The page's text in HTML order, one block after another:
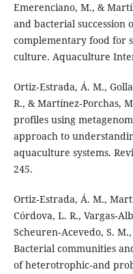
Emerenciano, M., &
and bacterial succession
complementary food for
culture. Aquaculture
Ortiz‐Estrada, Á. M.,
R., & Martínez‐Porchas,
profiles using
approach to
aquaculture systems.
245.
Ortiz‐Estrada, Á. M.,
Córdova, L. R.,
Scheuren‐Acevedo, S.
Bacterial communities
of heterotrophic‐and